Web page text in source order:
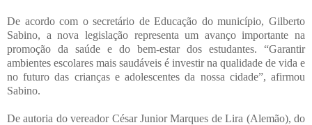
De acordo com o secretário de Educação do município, Gilberto
Sabino, a nova legislação representa um avanço importante na
promoção da saúde e do bem-estar dos estudantes. “Garantir
ambientes escolares mais saudáveis é investir na qualidade de vida e
no futuro das crianças e adolescentes da nossa cidade”, afirmou
Sabino.
De autoria do vereador César Junior Marques de Lira (Alemão), do